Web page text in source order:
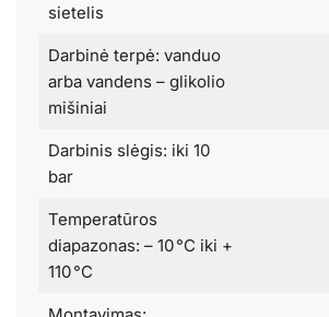
sietelis
Darbinė terpė: vanduo
arba vandens – glikolio
mišiniai
Darbinis slėgis: iki 10
bar
Temperatūros
diapazonas: – 10 °C iki +
110 °C